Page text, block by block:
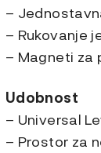
–
– Rukovanje
– Magneti za
Udobnost
– Universal
– Prostor za